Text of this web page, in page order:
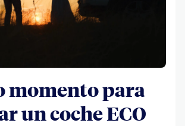
momento para
un coche ECO